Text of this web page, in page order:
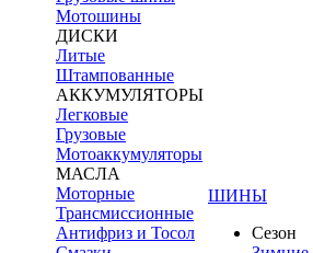
Мотошины
ДИСКИ
Литые
Штампованные
АККУМУЛЯТОРЫ
Легковые
Грузовые
Мотоаккумуляторы
МАСЛА
Моторные
Трансмиссионные
Антифриз и Тосол
ШИНЫ
Сезон